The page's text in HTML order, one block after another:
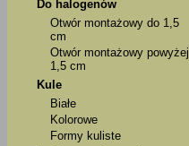
Do halogenów
Otwór montażowy do 1,5
cm
Otwór montażowy powyżej
1,5 cm
Kule
Białe
Kolorowe
Formy kuliste